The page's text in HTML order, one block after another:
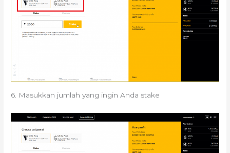
6. Masukkan jumlah yang ingin Anda stake